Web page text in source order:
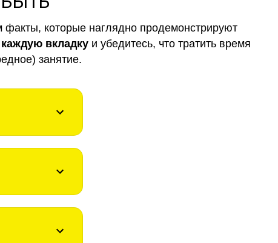
которые наглядно продемонстрируют
вкладку и убедитесь, что тратить время
занятие.